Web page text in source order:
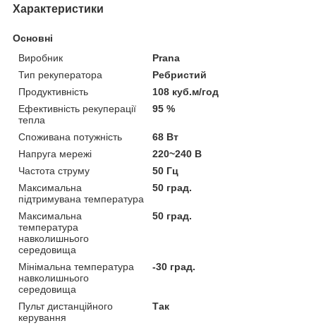
Характеристики
Основні
Виробник
Prana
Тип рекуператора
Ребристий
Продуктивність
108 куб.м/год
Ефективність рекуперації
тепла
95 %
Споживана потужність
68 Вт
Напруга мережі
220~240 В
Частота струму
50 Гц
Максимальна
підтримувана температура
50 град.
Максимальна
температура
навколишнього
середовища
50 град.
Мінімальна температура
навколишнього
середовища
-30 град.
Пульт дистанційного
керування
Так